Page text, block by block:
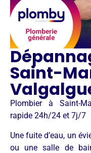
Saint-
Plombier à Saint-
rapide 24h/24 et 7j/7
Une fuite d’eau, un
ou une salle de